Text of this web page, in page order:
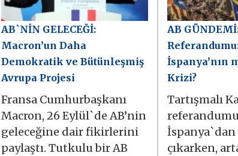
AB`NİN GELECEĞİ:
Macron’un Daha
Demokratik ve Bütünleşmiş
Avrupa Projesi
Fransa Cumhurbaşkanı
Macron, 26 Eylül`de AB’nin
geleceğine dair fikirlerini
paylaştı. Tutkulu bir AB
AB
İspanya’nın
Krizi?
Tartışmalı
İspanya`dan
çıkarken,